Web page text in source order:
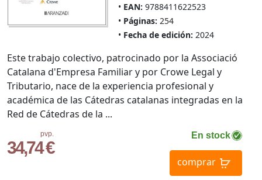
EAN: 9788411622523
Páginas: 254
Fecha de edición: 2024
pvp.
34,74 €
En stock
comprar
Este trabajo colectivo, patrocinado por la Associació
Catalana d'Empresa Familiar y por Crowe Legal y
Tributario, nace de la experiencia profesional y
académica de las Cátedras catalanas integradas en la
Red de Cátedras de la ...